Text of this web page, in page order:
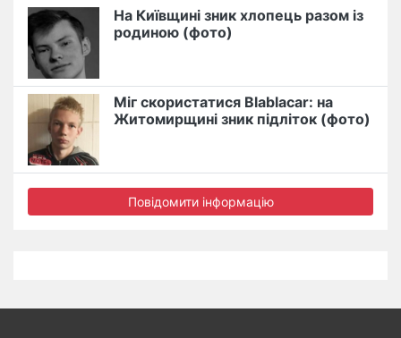
На Київщині зник хлопець разом із
родиною (фото)
Міг скористатися Blablacar: на
Житомирщині зник підліток (фото)
Повідомити інформацію